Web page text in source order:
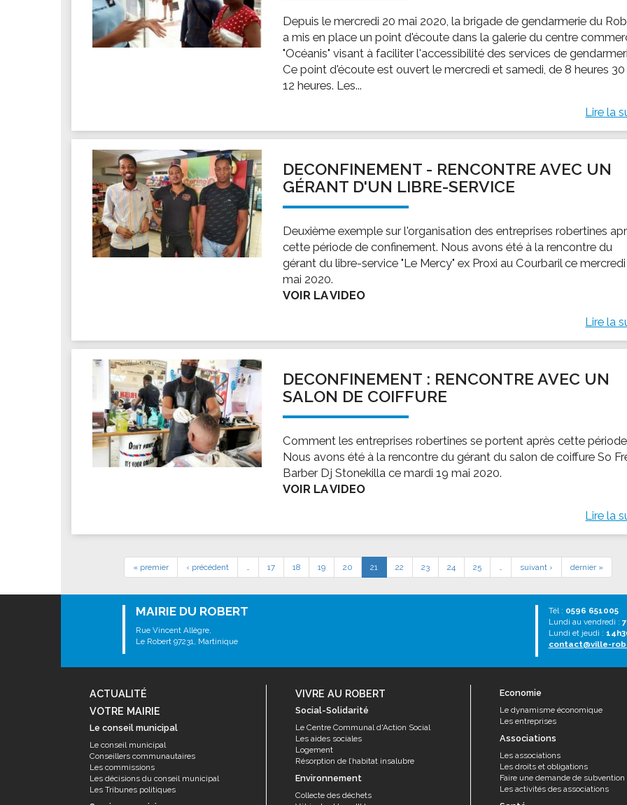
Depuis le mercredi 20 mai 2020, la brigade de gendarmerie du
a mis en place un point d'écoute dans la galerie du centre
"Océanis" visant à faciliter l'accessibilité des services de
Ce point d'écoute est ouvert le mercredi et samedi, de 8 heures 30
12 heures. Les...
Lire la
DECONFINEMENT - RENCONTRE AVEC UN
GÉRANT D'UN LIBRE-SERVICE
Deuxième exemple sur l'organisation des entreprises robertines
cette période de confinement. Nous avons été à la rencontre du
gérant du libre-service "Le Mercy" ex Proxi au Courbaril ce
mai 2020.
VOIR LA VIDEO
Lire la
DECONFINEMENT : RENCONTRE AVEC UN
SALON DE COIFFURE
Comment les entreprises robertines se portent après cette
Nous avons été à la rencontre du gérant du salon de coiffure So
Barber Dj Stonekilla ce mardi 19 mai 2020.
VOIR LA VIDEO
Lire la
« premier ‹ précédent 17 18 19 20 21 22 23 24 25 suivant › dernier »
MAIRIE DU ROBERT
Rue Vincent Allègre,
Le Robert 97231, Martinique
Tél : 0596 651005
Lundi au vendredi :
Lundi et jeudi :
contact@ville-
ACTUALITÉ
VOTRE MAIRIE
Le conseil municipal
Le conseil municipal
Conseillers communautaires
Les commissions
Les décisions du conseil municipal
Les Tribunes politiques
VIVRE AU ROBERT
Social-Solidarité
Le Centre Communal d'Action Social
Les aides sociales
Logement
Résorption de l’habitat insalubre
Environnement
Collecte des déchets
Economie
Le dynamisme économique
Les entreprises
Associations
Les associations
Les droits et obligations
Faire une demande de subvention
Les activités des associations